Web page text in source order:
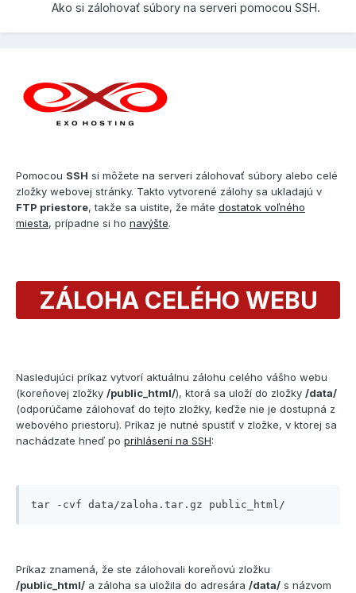
Ako si zálohovať súbory na serveri pomocou SSH.
Pomocou SSH si môžete na serveri zálohovať súbory alebo celé
zložky webovej stránky. Takto vytvorené zálohy sa ukladajú v
FTP priestore, takže sa uistite, že máte dostatok voľného
miesta, prípadne si ho navýšte.
ZÁLOHA CELÉHO WEBU
Nasledujúci príkaz vytvorí aktuálnu zálohu celého vášho webu
(koreňovej zložky /public_html/), ktorá sa uloží do zložky /data/
(odporúčame zálohovať do tejto zložky, keďže nie je dostupná z
webového priestoru). Príkaz je nutné spustiť v zložke, v ktorej sa
nachádzate hneď po prihlásení na SSH:
tar -cvf data/zaloha.tar.gz public_html/
Príkaz znamená, že ste zálohovali koreňovú zložku
/public_html/ a záloha sa uložila do adresára /data/ s názvom